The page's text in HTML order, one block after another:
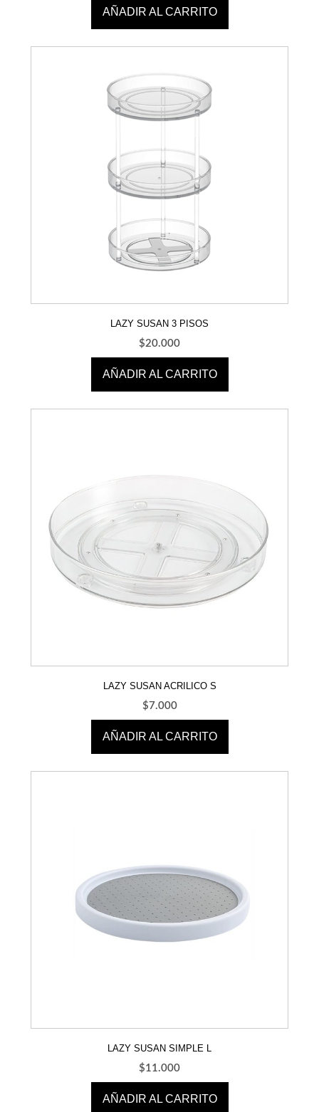
AÑADIR AL CARRITO
LAZY SUSAN 3 PISOS
$20.000
AÑADIR AL CARRITO
LAZY SUSAN ACRILICO S
$7.000
AÑADIR AL CARRITO
LAZY SUSAN SIMPLE L
$11.000
AÑADIR AL CARRITO